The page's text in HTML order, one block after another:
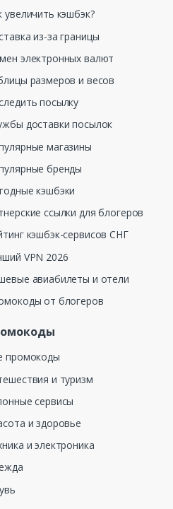
увеличить кэшбэк?
из-за границы
электронных валют
размеров и весов
посылку
доставки посылок
магазины
бренды
кэшбэки
ссылки для блогеров
кэшбэк-сервисов СНГ
VPN 2026
авиабилеты и отели
от блогеров
промокоды
и туризм
сервисы
и здоровье
и электроника